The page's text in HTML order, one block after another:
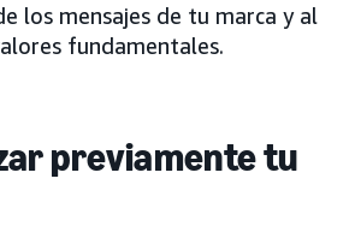
los mensajes de tu marca y al
fundamentales.
previamente tu